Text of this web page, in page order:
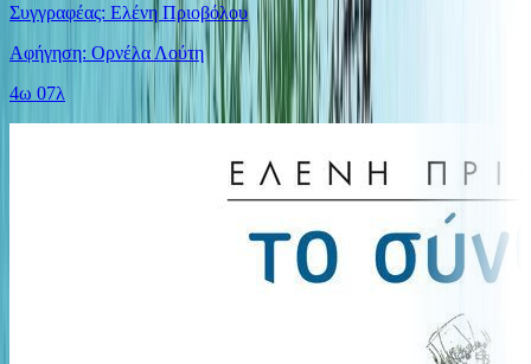
Συγγραφέας: Ελένη Πριοβόλου
Αφήγηση: Ορνέλα Λούτη
4ω 07λ